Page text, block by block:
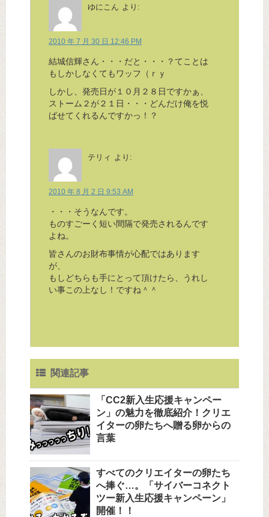
ゆにこん より:
2010 年 7 月 30 日 12:46 PM
結城信輝さん・・・だと・・・？てことは
もしかしなくてもワッフ（ｒｙ
しかし、発売日が１０月２８日ですかぁ、
ストーム２が２１日・・・どんだけ俺を悦
ばせてくれるんですかっ！？
テリィ より:
2010 年 8 月 2 日 9:53 AM
・・・そうなんです。
ものすごーく短い間隔で発売されるんです
よね。
皆さんのお財布事情が心配ではあります
が、
もしどちらも手にとって頂けたら、うれし
い事この上なし！ですね＾＾
関連記事
「CC2新入生応援キャンペー
ン」の魅力を徹底紹介！クリエ
イターの卵たちへ贈る卵からの
言葉
すべてのクリエイターの卵たち
へ捧ぐ…。「サイバーコネクト
ツー新入生応援キャンペーン」
開催！！